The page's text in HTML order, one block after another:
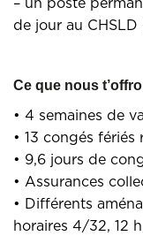
de jour au
Ce que nous
• 4 semaines de
• 13 congés
• 9,6 jours de
• Assurances
• Différents
horaires 4/32, 12